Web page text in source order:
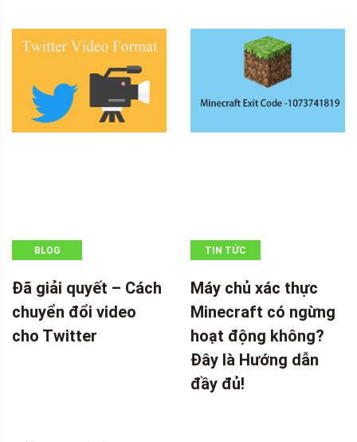
BLOG
Đã giải quyết – Cách
chuyển đổi video
cho Twitter
TIN TỨC
Máy chủ xác thực
Minecraft có ngừng
hoạt động không?
Đây là Hướng dẫn
đầy đủ!